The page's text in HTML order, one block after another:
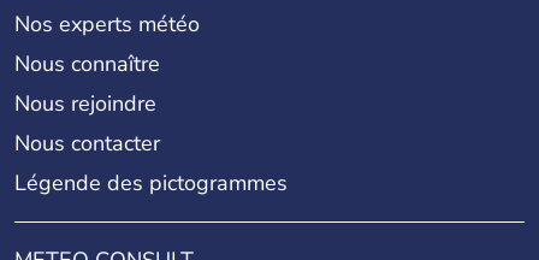
Nos experts météo
Nous connaître
Nous rejoindre
Nous contacter
Légende des pictogrammes